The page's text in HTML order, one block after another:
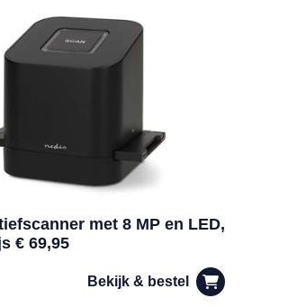
met 8 MP en LED,
€ 69,95
Bekijk & bestel